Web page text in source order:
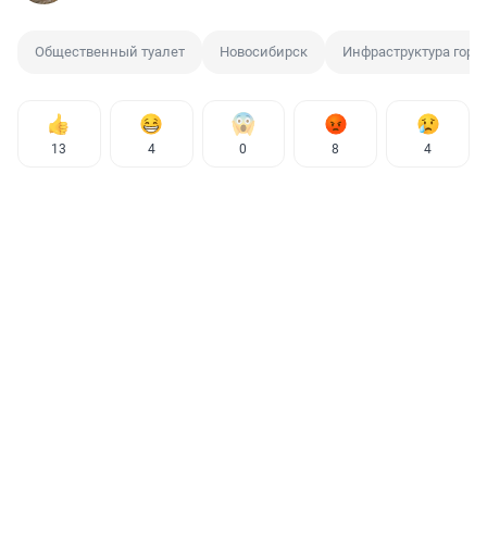
Общественный туалет Новосибирск Инфраструктура
13 4 0 8 4